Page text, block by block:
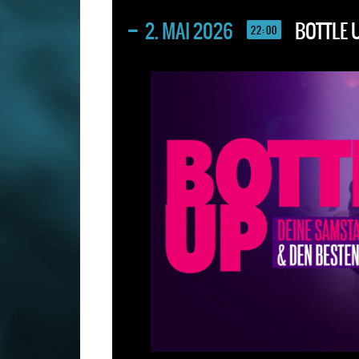
2. MAI 2026 22:00 BOTTLE